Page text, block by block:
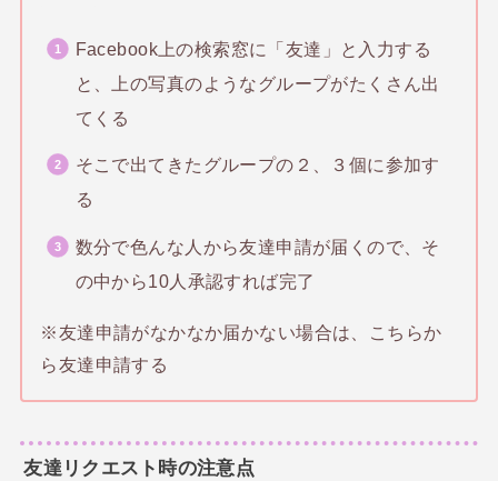
Facebook上の検索窓に「友達」と入力する
と、上の写真のようなグループがたくさん出
てくる
そこで出てきたグループの２、３個に参加す
る
数分で色んな人から友達申請が届くので、そ
の中から10人承認すれば完了
※友達申請がなかなか届かない場合は、こちらか
ら友達申請する
友達リクエスト時の注意点